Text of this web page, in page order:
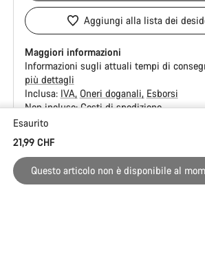
Aggiungi alla lista dei
Maggiori informazioni
Informazioni sugli attuali tempi di
più dettagli
Inclusa: IVA Oneri doganali Esborsi
Non incluso:Costi di spedizione
per
l'acquisto
Esaurito
21,99 CHF
Questo articolo non è disponibile al